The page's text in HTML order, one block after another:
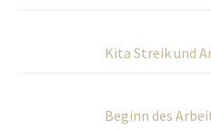
Kita Streik und
Beginn des